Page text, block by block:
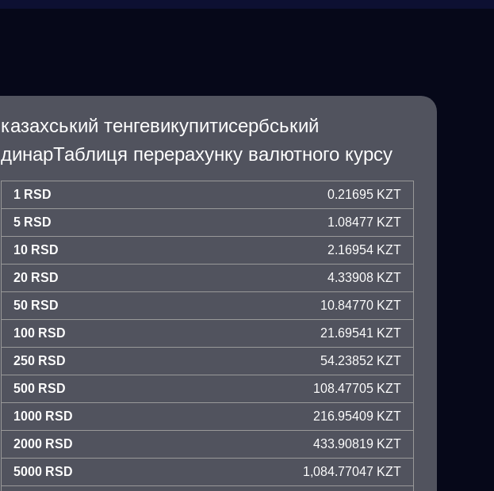
казахський тенгевикупитисербський
динарТаблиця перерахунку валютного курсу
1 RSD 0.21695 KZT
5 RSD 1.08477 KZT
10 RSD 2.16954 KZT
20 RSD 4.33908 KZT
50 RSD 10.84770 KZT
100 RSD 21.69541 KZT
250 RSD 54.23852 KZT
500 RSD 108.47705 KZT
1000 RSD 216.95409 KZT
2000 RSD 433.90819 KZT
5000 RSD 1,084.77047 KZT